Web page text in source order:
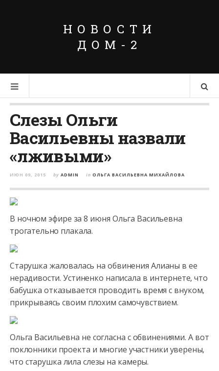
НОВОСТИ
ДОМ-2
Слезы Ольги
Васильевны назвали
«лживыми»
ИЮН 09, 2015 by ADMIN in ОЛЬГА ВАСИЛЬЕВНА МИХАЙЛОВА
В ночном эфире за 8 июня Ольга Васильевна
трогательно плакала.
Старушка жаловалась на обвинения Алианы в ее
нерадивости. Устиненко написала в интернете, что
бабушка отказывается проводить время с внуком,
прикрываясь своим плохим самочувствием.
Ольга Васильевна не согласна с обвинениями. А вот
поклонники проекта и многие участники уверены,
что старушка лила слезы на камеры.